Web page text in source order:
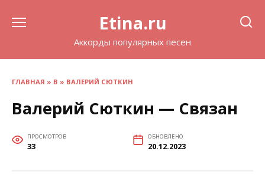
Etina.ru
Аккорды популярных песен
ГЛАВНАЯ » В » ВАЛЕРИЙ СЮТКИН
Валерий Сюткин — Связан
ПРОСМОТРОВ
33
ОБНОВЛЕНО
20.12.2023